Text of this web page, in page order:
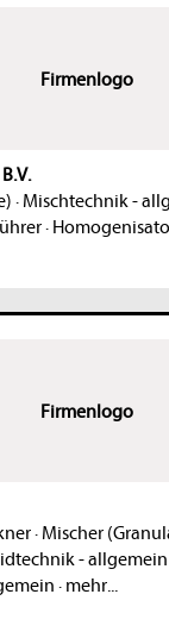
Firmenlogo
· Mischtechnik -
·
Firmenlogo
· Mischer
- allgemein
· mehr...